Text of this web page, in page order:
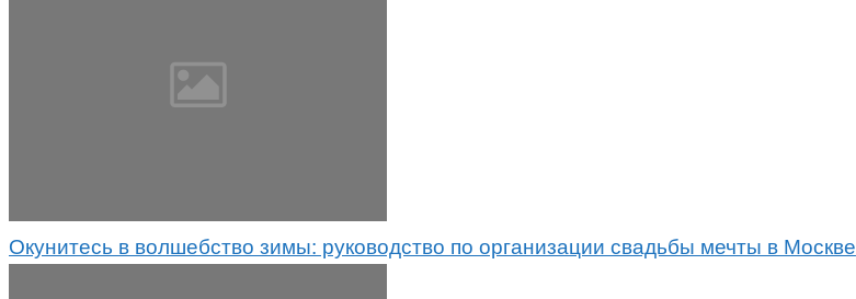
Окунитесь в волшебство зимы: руководство по организации свадьбы мечты в Москве